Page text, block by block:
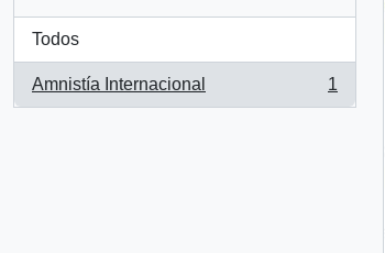
Todos
Amnistía Internacional
, 1 resultados
1